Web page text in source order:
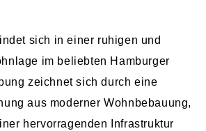
sich in einer ruhigen und
im beliebten Hamburger
zeichnet sich durch eine
aus moderner Wohnbebauung,
hervorragenden Infrastruktur